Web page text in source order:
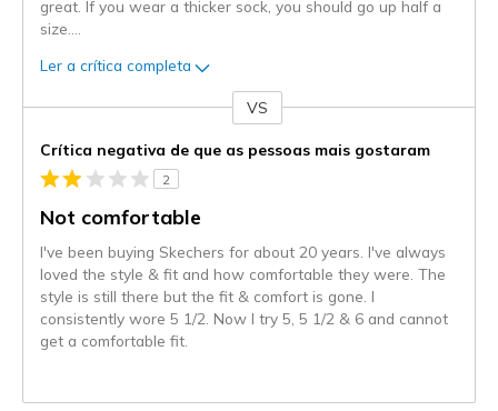
great. If you wear a thicker sock, you should go up half a
size.
Ler a crítica completa
VS
Crítica negativa de que as pessoas mais gostaram
2
Not comfortable
I've been buying Skechers for about 20 years. I've always
loved the style & fit and how comfortable they were. The
style is still there but the fit & comfort is gone. I
consistently wore 5 1/2. Now I try 5, 5 1/2 & 6 and cannot
get a comfortable fit.